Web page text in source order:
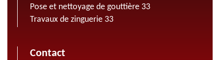
Pose et nettoyage de gouttière 33
Travaux de zinguerie 33
Contact